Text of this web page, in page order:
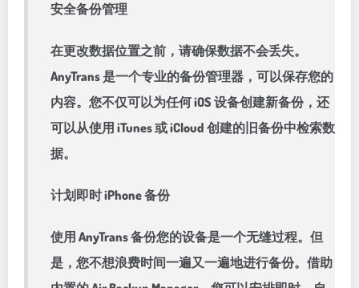
安全备份管理
在更改数据位置之前，请确保数据不会丢失。
AnyTrans 是一个专业的备份管理器，可以保存您的
内容。您不仅可以为任何 iOS 设备创建新备份，还
可以从使用 iTunes 或 iCloud 创建的旧备份中检索数
据。
计划即时 iPhone 备份
使用 AnyTrans 备份您的设备是一个无缝过程。但
是，您不想浪费时间一遍又一遍地进行备份。借助